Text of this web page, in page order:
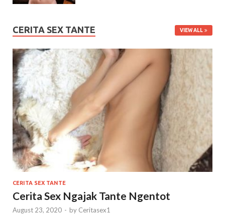
CERITA SEX TANTE VIEW ALL
CERITA SEX TANTE
Cerita Sex Ngajak Tante Ngentot
August 23, 2020 - by Ceritasex1